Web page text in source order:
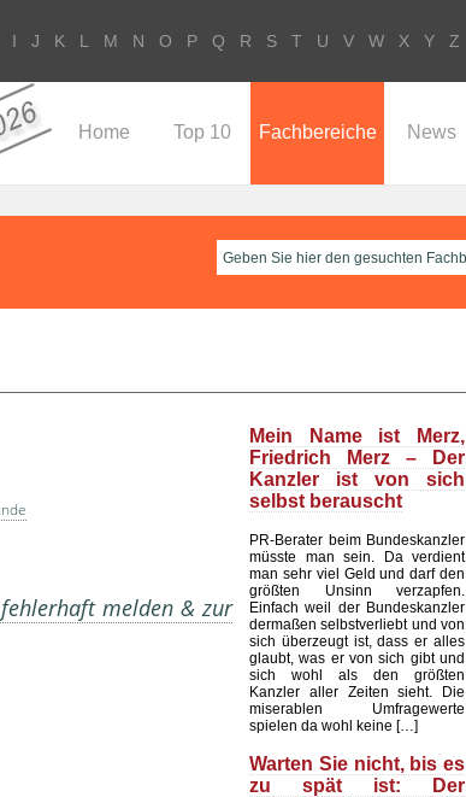
I J K L M N O P Q R S T U V W X Y Z
Home Top 10 Fachbereiche News
melden & zur
Mein Name ist Merz,
Friedrich Merz – Der
Kanzler ist von sich
selbst berauscht
PR-Berater beim Bundeskanzler
müsste man sein. Da verdient
man sehr viel Geld und darf den
größten Unsinn verzapfen.
Einfach weil der Bundeskanzler
dermaßen selbstverliebt und von
sich überzeugt ist, dass er alles
glaubt, was er von sich gibt und
sich wohl als den größten
Kanzler aller Zeiten sieht. Die
miserablen Umfragewerte
spielen da wohl keine […]
Warten Sie nicht, bis es
zu spät ist: Der